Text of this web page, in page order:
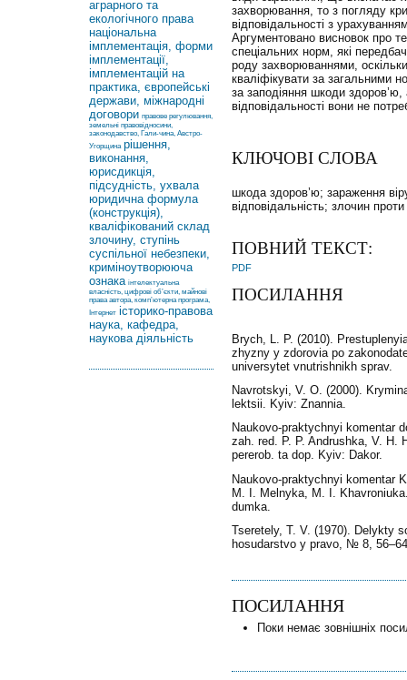
аграрного та
екологічного права
національна
імплементація, форми
імплементації,
імплементацій на
практика, європейські
держави, міжнародні
договори правове регулювання,
земельні правовідносини,
законодавство, Гали-чина, Австро-
Угорщина рішення,
виконання,
юрисдикція,
підсудність, ухвала
юридична формула
(конструкція),
кваліфікований склад
злочину, ступінь
суспільної небезпеки,
криміноутворююча
ознака інтелектуальна
власність, цифрові об’єкти, майнові
права автора, комп’ютерна програма,
Інтернет історико-правова
наука, кафедра,
наукова діяльність
захворювання, то з погляду
відповідальності з
Аргументовано висновок про
спеціальних норм, які
роду захворюваннями,
кваліфікувати за загальними
за заподіяння шкоди здоров’ю,
відповідальності вони не
КЛЮЧОВІ СЛОВА
шкода здоров’ю; зараження
відповідальність; злочин
ПОВНИЙ ТЕКСТ:
PDF
ПОСИЛАННЯ
Brych, L. P. (2010).
zhyzny y zdorovia po
universytet vnutrishnikh sprav.
Navrotskyi, V. O. (2000).
lektsii. Kyiv: Znannia.
Naukovo-praktychnyi komentar
zah. red. P. P. Andrushka, V. H.
pererob. ta dop. Kyiv: Dakor.
Naukovo-praktychnyi komentar
M. I. Melnyka, M. I.
dumka.
Tseretely, T. V. (1970). Delykty
hosudarstvo y pravo, № 8,
ПОСИЛАННЯ
Поки немає зовнішніх